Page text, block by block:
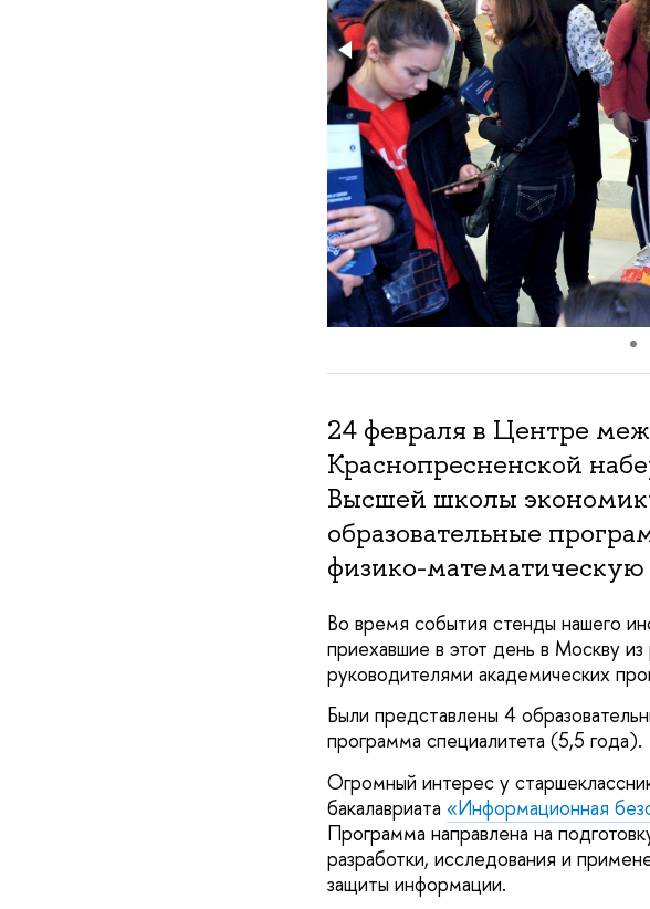
24 февраля в Центре
Краснопресненской
Высшей школы
образовательные
физико-математическую
Во время события стенды нашего
приехавшие в этот день в Москву
руководителями академических
Были представлены 4
программа специалитета (5,5 года).
Огромный интерес у
бакалавриата «Информационная
Программа направлена на
разработки, исследования и
защиты информации.